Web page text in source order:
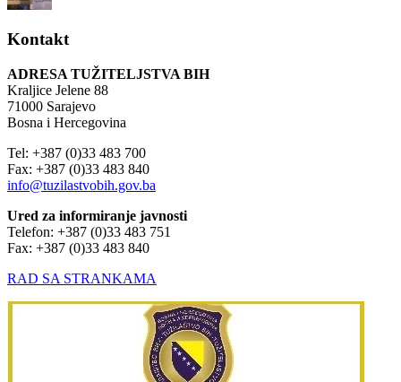
Kontakt
ADRESA TUŽITELJSTVA BIH
Kraljice Jelene 88
71000 Sarajevo
Bosna i Hercegovina
Tel: +387 (0)33 483 700
Fax: +387 (0)33 483 840
info@tuzilastvobih.gov.ba
Ured za informiranje javnosti
Telefon: +387 (0)33 483 751
Fax: +387 (0)33 483 840
RAD SA STRANKAMA